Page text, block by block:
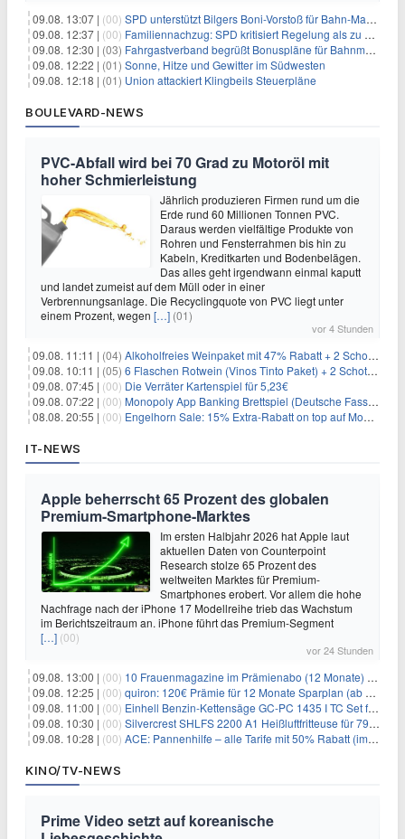
09.08. 13:07 | (00) SPD unterstützt Bilgers Boni-Vorstoß für Bahn-Manager
09.08. 12:37 | (00) Familiennachzug: SPD kritisiert Regelung als zu streng
09.08. 12:30 | (03) Fahrgastverband begrüßt Bonuspläne für Bahnmanager
09.08. 12:22 | (01) Sonne, Hitze und Gewitter im Südwesten
09.08. 12:18 | (01) Union attackiert Klingbeils Steuerpläne
BOULEVARD-NEWS
PVC-Abfall wird bei 70 Grad zu Motoröl mit
hoher Schmierleistung
Jährlich produzieren Firmen rund um die
Erde rund 60 Millionen Tonnen PVC.
Daraus werden vielfältige Produkte von
Rohren und Fensterrahmen bis hin zu
Kabeln, Kreditkarten und Bodenbelägen.
Das alles geht irgendwann einmal kaputt
und landet zumeist auf dem Müll oder in einer
Verbrennungsanlage. Die Recyclingquote von PVC liegt unter
einem Prozent, wegen […] (01)
vor 4 Stunden
09.08. 11:11 | (04) Alkoholfreies Weinpaket mit 47% Rabatt + 2 Schott Zwiesel Gläser GRATIS für 29,99€
09.08. 10:11 | (05) 6 Flaschen Rotwein (Vinos Tinto Paket) + 2 Schott Zwiesel Gläser für 25,99€ inkl. Versand
09.08. 07:45 | (00) Die Verräter Kartenspiel für 5,23€
09.08. 07:22 | (00) Monopoly App Banking Brettspiel (Deutsche Fassung) für 9,84€
08.08. 20:55 | (00) Engelhorn Sale: 15% Extra-Rabatt on top auf Mode- und Sport-Artikel
IT-NEWS
Apple beherrscht 65 Prozent des globalen
Premium-Smartphone-Marktes
Im ersten Halbjahr 2026 hat Apple laut
aktuellen Daten von Counterpoint
Research stolze 65 Prozent des
weltweiten Marktes für Premium-
Smartphones erobert. Vor allem die hohe
Nachfrage nach der iPhone 17 Modellreihe trieb das Wachstum
im Berichtszeitraum an. iPhone führt das Premium-Segment
[…] (00)
vor 24 Stunden
09.08. 13:00 | (00) 10 Frauenmagazine im Prämienabo (12 Monate) mit Prämien bis zu 225€
09.08. 12:25 | (00) quiron: 120€ Prämie für 12 Monate Sparplan (ab 100€/Monat)
09.08. 11:00 | (00) Einhell Benzin-Kettensäge GC-PC 1435 I TC Set für 99,99€
09.08. 10:30 | (00) Silvercrest SHLFS 2200 A1 Heißluftfritteuse für 79,99€ – Grill & Räucherfunktion
09.08. 10:28 | (00) ACE: Pannenhilfe – alle Tarife mit 50% Rabatt (im ersten Jahr)
KINO/TV-NEWS
Prime Video setzt auf koreanische